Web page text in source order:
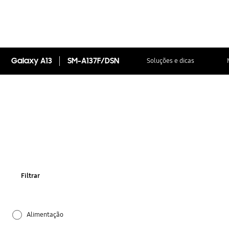
Galaxy A13 SM-A137F/DSN Soluções e dicas
Filtrar
Alimentação